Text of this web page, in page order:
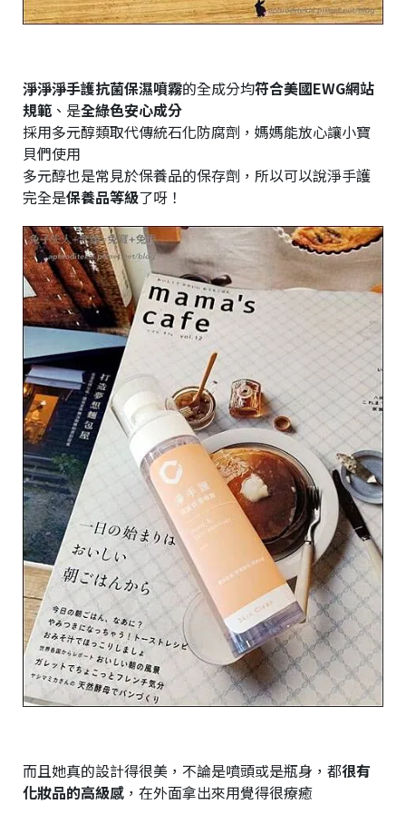
淨淨淨手護抗菌保濕噴霧的全成分均符合美國EWG網站
規範、是全綠色安心成分
採用多元醇類取代傳統石化防腐劑，媽媽能放心讓小寶
貝們使用
多元醇也是常見於保養品的保存劑，所以可以說淨手護
完全是保養品等級了呀！
而且她真的設計得很美，不論是噴頭或是瓶身，都很有
化妝品的高級感 ，在外面拿出來用覺得很療癒